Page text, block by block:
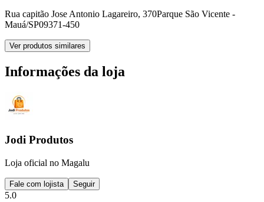
Rua capitão Jose Antonio Lagareiro, 370Parque São Vicente -
Mauá/SP09371-450
Ver produtos similares
Informações da loja
Jodi Produtos
Loja oficial no Magalu
Fale com lojista Seguir
5.0